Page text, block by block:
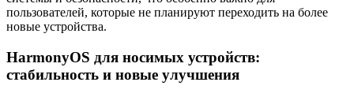
пользователей, которые не планируют переходить на более
новые устройства.
HarmonyOS для носимых устройств:
стабильность и новые улучшения